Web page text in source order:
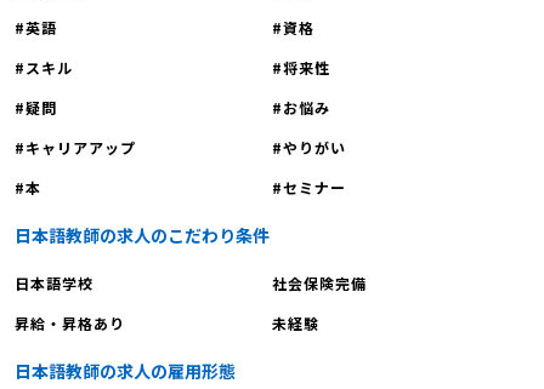
英語
資格
スキル
将来性
疑問
お悩み
キャリアアップ
やりがい
本
セミナー
日本語教師の求人のこだわり条件
日本語学校
社会保険完備
昇給・昇格あり
未経験
日本語教師の求人の雇用形態